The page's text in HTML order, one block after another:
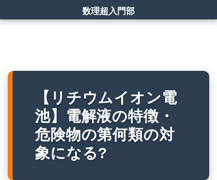
数理超入門部
【リチウムイオン電
池】電解液の特徴・
危険物の第何類の対
象になる?